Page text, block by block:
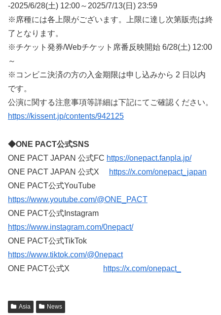
-2025/6/28(土) 12:00～2025/7/13(日) 23:59
※席種には各上限がございます。上限に達し次第販売は終
了となります。
※チケット発券/Webチケット席番反映開始 6/28(土) 12:00
～
※コンビニ決済の方の入金期限は申し込みから 2 日以内
です。
公演に関する注意事項等詳細は下記にてご確認ください。
https://kissent.jp/contents/942125
◆ONE PACT公式SNS
ONE PACT JAPAN 公式FC https://onepact.fanpla.jp/
ONE PACT JAPAN 公式X
https://x.com/onepact_japan
ONE PACT公式YouTube
https://www.youtube.com/@ONE_PACT
ONE PACT公式Instagram
https://www.instagram.com/0nepact/
ONE PACT公式TikTok
https://www.tiktok.com/@0nepact
ONE PACT公式X
https://x.com/onepact_
Asia News